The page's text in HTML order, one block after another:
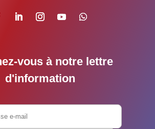
vous à notre lettre
d'information